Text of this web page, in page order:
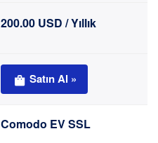
200.00 USD / Yıllık
Satın Al »
Comodo EV SSL